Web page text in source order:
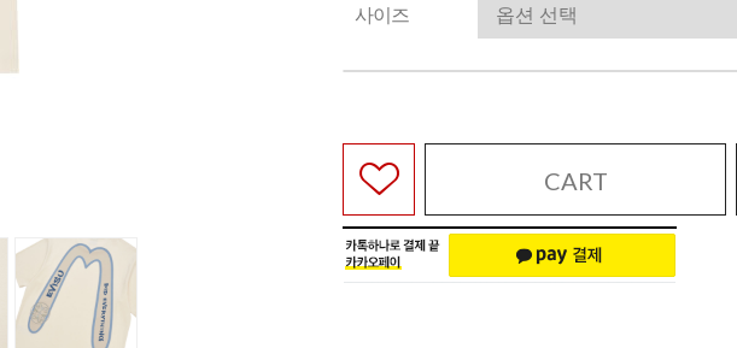
사이즈
CART